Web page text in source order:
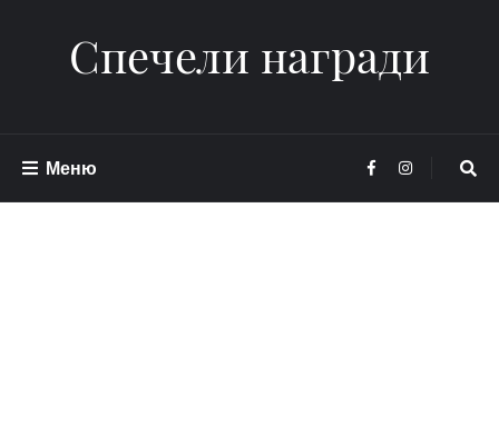
Спечели награди
Меню